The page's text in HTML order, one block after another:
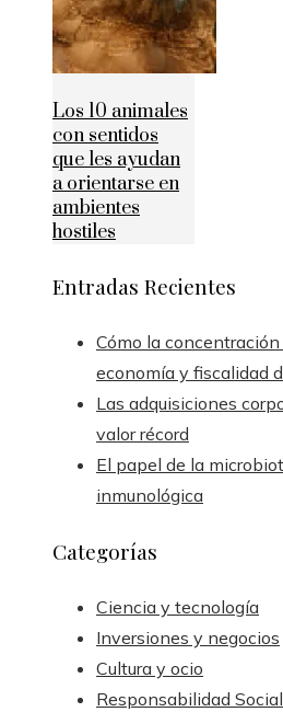
Los 10 animales
con sentidos
que les ayudan
a orientarse en
ambientes
hostiles
Entradas Recientes
Cómo la
economía y fiscalidad
Las adquisiciones
valor récord
El papel de la
inmunológica
Categorías
Ciencia y tecnología
Inversiones y negocios
Cultura y ocio
Responsabilidad Social